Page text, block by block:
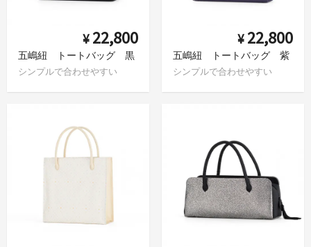
¥ 22,800
五嶋紐 トートバッグ 黒
シンプルで合わせやすい
¥ 22,800
五嶋紐 トートバッグ 紫
シンプルで合わせやすい